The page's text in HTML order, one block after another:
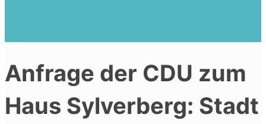
Anfrage der CDU zum
Haus Sylverberg: Stadt